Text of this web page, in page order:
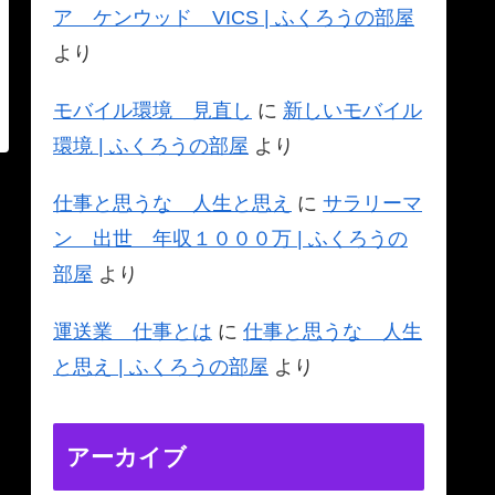
ア ケンウッド VICS | ふくろうの部屋
より
モバイル環境 見直し に 新しいモバイル
環境 | ふくろうの部屋 より
仕事と思うな 人生と思え に サラリーマ
ン 出世 年収１０００万 | ふくろうの
部屋 より
運送業 仕事とは に 仕事と思うな 人生
と思え | ふくろうの部屋 より
アーカイブ